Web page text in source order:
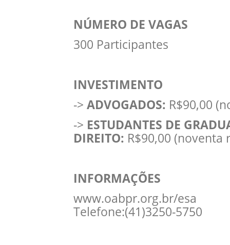
NÚMERO DE VAGAS
300 Participantes
INVESTIMENTO
-> ADVOGADOS: R$90,00
-> ESTUDANTES DE
DIREITO: R$90,00 (noventa
INFORMAÇÕES
www.oabpr.org.br/esa
Telefone:(41)3250-5750